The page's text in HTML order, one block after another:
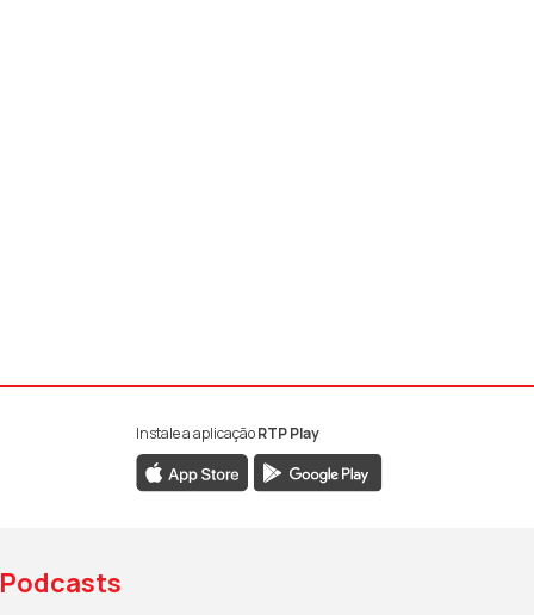
da RTP Antena 1
da RTP Antena 1
YouTube da RTP Antena 1
Instale a aplicaçãoRTP Play
Podcasts